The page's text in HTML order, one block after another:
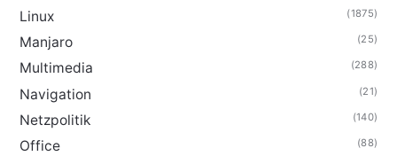
Linux (1875)
Manjaro (25)
Multimedia (288)
Navigation (21)
Netzpolitik (140)
Office (88)